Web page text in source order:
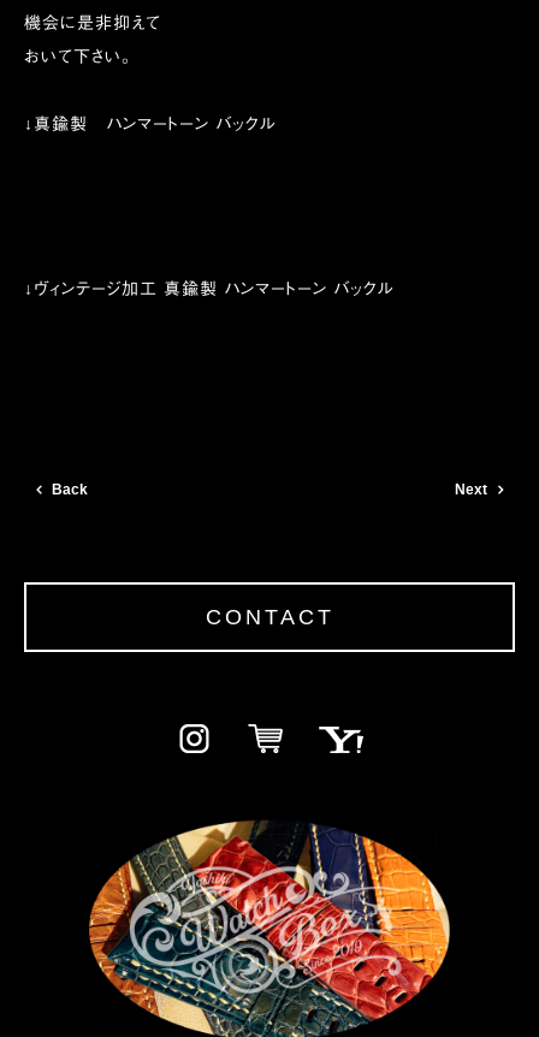
機会に是非抑えて
おいて下さい。
↓真鍮製 ハンマートーン バックル
↓ヴィンテージ加工 真鍮製 ハンマートーン バックル
Back Next
CONTACT